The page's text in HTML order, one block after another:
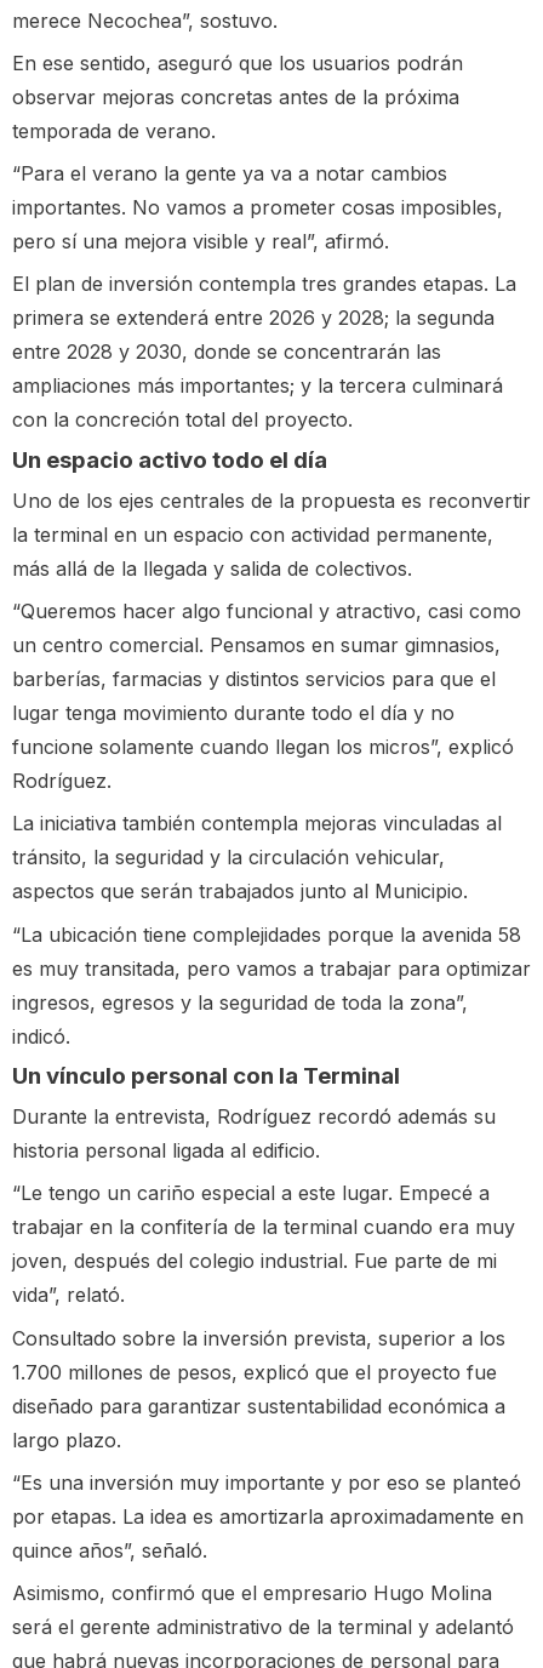
merece Necochea”, sostuvo.
En ese sentido, aseguró que los usuarios podrán
observar mejoras concretas antes de la próxima
temporada de verano.
“Para el verano la gente ya va a notar cambios
importantes. No vamos a prometer cosas imposibles,
pero sí una mejora visible y real”, afirmó.
El plan de inversión contempla tres grandes etapas. La
primera se extenderá entre 2026 y 2028; la segunda
entre 2028 y 2030, donde se concentrarán las
ampliaciones más importantes; y la tercera culminará
con la concreción total del proyecto.
Un espacio activo todo el día
Uno de los ejes centrales de la propuesta es reconvertir
la terminal en un espacio con actividad permanente,
más allá de la llegada y salida de colectivos.
“Queremos hacer algo funcional y atractivo, casi como
un centro comercial. Pensamos en sumar gimnasios,
barberías, farmacias y distintos servicios para que el
lugar tenga movimiento durante todo el día y no
funcione solamente cuando llegan los micros”, explicó
Rodríguez.
La iniciativa también contempla mejoras vinculadas al
tránsito, la seguridad y la circulación vehicular,
aspectos que serán trabajados junto al Municipio.
“La ubicación tiene complejidades porque la avenida 58
es muy transitada, pero vamos a trabajar para optimizar
ingresos, egresos y la seguridad de toda la zona”,
indicó.
Un vínculo personal con la Terminal
Durante la entrevista, Rodríguez recordó además su
historia personal ligada al edificio.
“Le tengo un cariño especial a este lugar. Empecé a
trabajar en la confitería de la terminal cuando era muy
joven, después del colegio industrial. Fue parte de mi
vida”, relató.
Consultado sobre la inversión prevista, superior a los
1.700 millones de pesos, explicó que el proyecto fue
diseñado para garantizar sustentabilidad económica a
largo plazo.
“Es una inversión muy importante y por eso se planteó
por etapas. La idea es amortizarla aproximadamente en
quince años”, señaló.
Asimismo, confirmó que el empresario Hugo Molina
será el gerente administrativo de la terminal y adelantó
que habrá nuevas incorporaciones de personal para